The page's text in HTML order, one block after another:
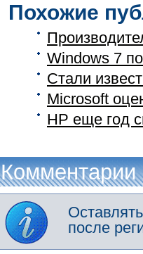
Похожие
Windows 7
Стали
Microsoft
HP еще год
Комментарии
после